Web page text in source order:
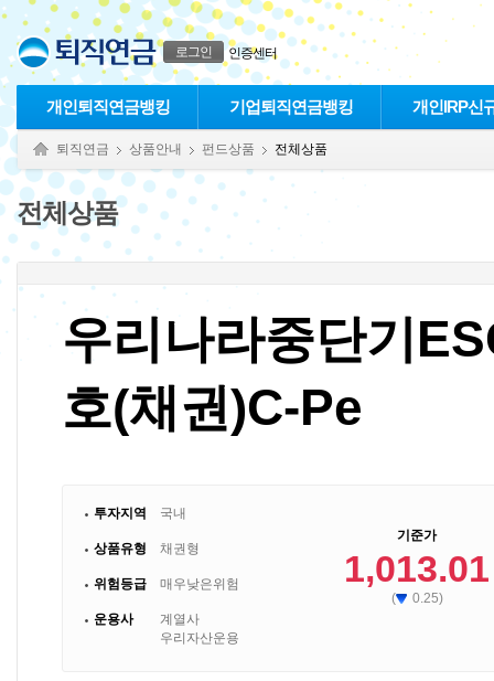
본문으로 바로가기
푸터 바로가기
로그인 인증센터
개인퇴직연금뱅킹 기업퇴직연금뱅킹 개인IRP신
퇴직연금 상품안내 펀드상품 전체상품
전체상품
우리나라중단기
호(채권)C-Pe
투자지역 국내
상품유형 채권형
위험등급 매우낮은위험
운용사
계열사
우리자산운용
기준가
1,013.01
( 0.25)